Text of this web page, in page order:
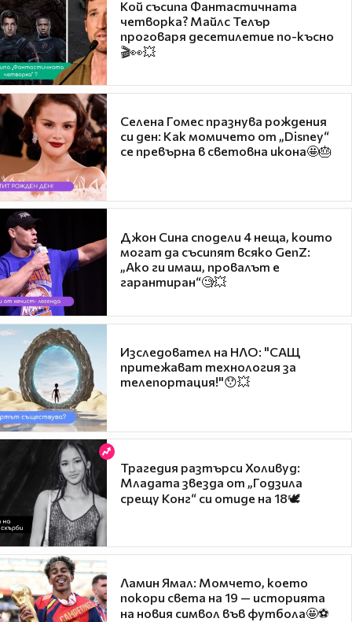
Кой съсипа Фантастичната
четворка? Майлс Телър
проговаря десетилетие по-късно
🎬👀💥
Селена Гомес празнува рождения
си ден: Как момичето от „Disney“
се превърна в световна икона🤩🎂
Джон Сина сподели 4 неща, които
могат да съсипят всяко GenZ:
„Ако ги имаш, провалът е
гарантиран“🧐💥
Изследовател на НЛО: "САЩ
притежават технология за
телепортация!"😯💥
Трагедия разтърси Холивуд:
Младата звезда от „Годзила
срещу Конг“ си отиде на 18🕊️
Ламин Ямал: Момчето, което
покори света на 19 — историята
на новия символ във футбола🤩⚽